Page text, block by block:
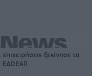
ξεκίνησε το
ΕΔΟΕΑΠ